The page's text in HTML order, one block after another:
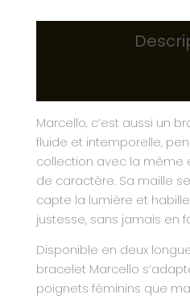
Marcello, c’est aussi un
fluide et intemporelle,
collection avec la même
de caractère. Sa maille
capte la lumière et
justesse, sans jamais en
Disponible en deux
bracelet Marcello
poignets féminins que